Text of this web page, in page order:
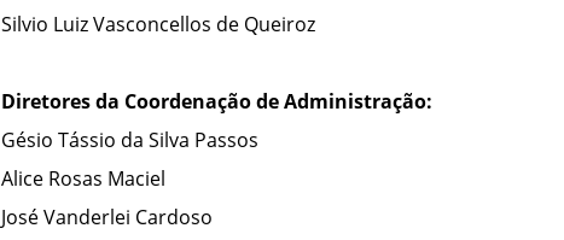
Silvio Luiz Vasconcellos de Queiroz
Diretores da Coordenação de Administração:
Gésio Tássio da Silva Passos
Alice Rosas Maciel
José Vanderlei Cardoso